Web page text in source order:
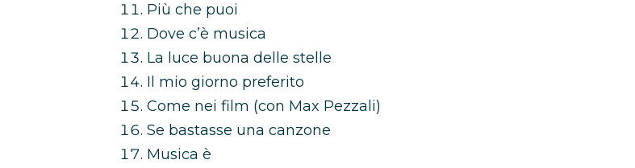
Più che puoi
Dove c’è musica
La luce buona delle stelle
Il mio giorno preferito
Come nei film (con Max Pezzali)
Se bastasse una canzone
Musica è